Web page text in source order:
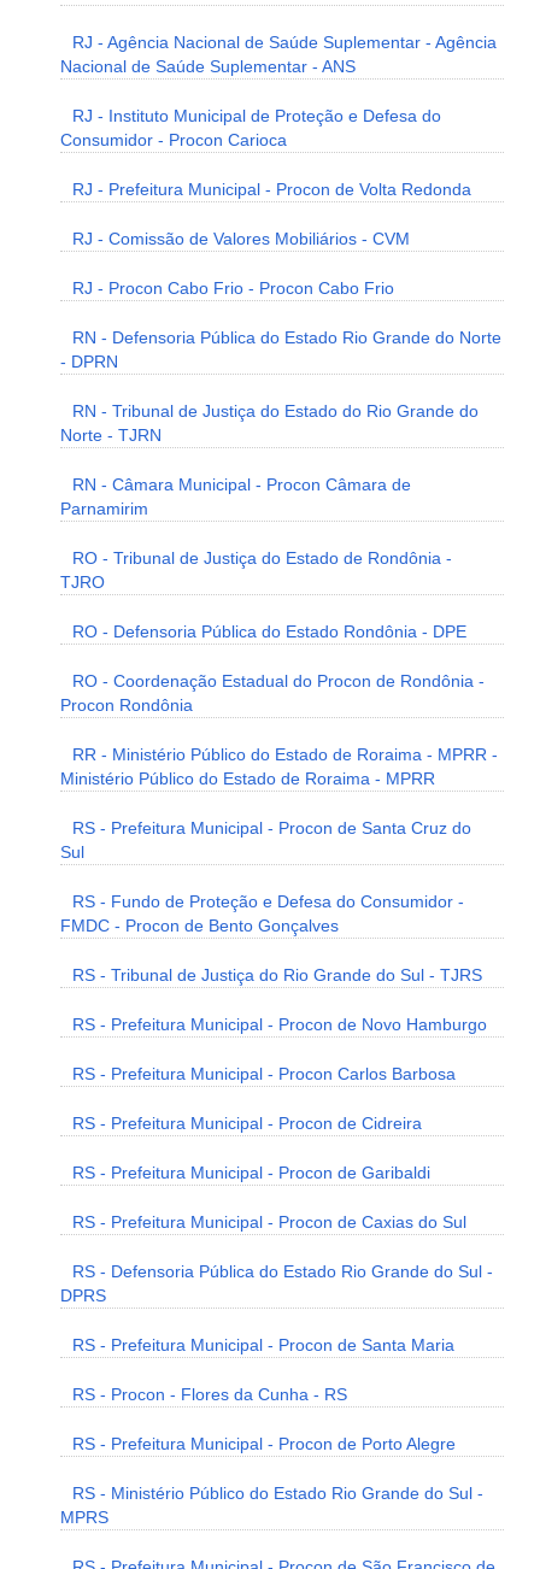
RJ - Agência Nacional de Saúde Suplementar - Agência
Nacional de Saúde Suplementar - ANS
RJ - Instituto Municipal de Proteção e Defesa do
Consumidor - Procon Carioca
RJ - Prefeitura Municipal - Procon de Volta Redonda
RJ - Comissão de Valores Mobiliários - CVM
RJ - Procon Cabo Frio - Procon Cabo Frio
RN - Defensoria Pública do Estado Rio Grande do Norte
- DPRN
RN - Tribunal de Justiça do Estado do Rio Grande do
Norte - TJRN
RN - Câmara Municipal - Procon Câmara de
Parnamirim
RO - Tribunal de Justiça do Estado de Rondônia -
TJRO
RO - Defensoria Pública do Estado Rondônia - DPE
RO - Coordenação Estadual do Procon de Rondônia -
Procon Rondônia
RR - Ministério Público do Estado de Roraima - MPRR -
Ministério Público do Estado de Roraima - MPRR
RS - Prefeitura Municipal - Procon de Santa Cruz do
Sul
RS - Fundo de Proteção e Defesa do Consumidor -
FMDC - Procon de Bento Gonçalves
RS - Tribunal de Justiça do Rio Grande do Sul - TJRS
RS - Prefeitura Municipal - Procon de Novo Hamburgo
RS - Prefeitura Municipal - Procon Carlos Barbosa
RS - Prefeitura Municipal - Procon de Cidreira
RS - Prefeitura Municipal - Procon de Garibaldi
RS - Prefeitura Municipal - Procon de Caxias do Sul
RS - Defensoria Pública do Estado Rio Grande do Sul -
DPRS
RS - Prefeitura Municipal - Procon de Santa Maria
RS - Procon - Flores da Cunha - RS
RS - Prefeitura Municipal - Procon de Porto Alegre
RS - Ministério Público do Estado Rio Grande do Sul -
MPRS